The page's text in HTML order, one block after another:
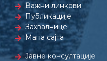
Важни линкови
Публикације
Захвалнице
Мапа сајта
Јавне консултације